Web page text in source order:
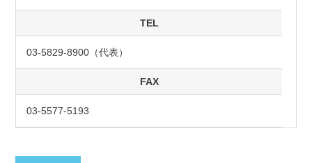
TEL
03-5829-8900（代表）
FAX
03-5577-5193